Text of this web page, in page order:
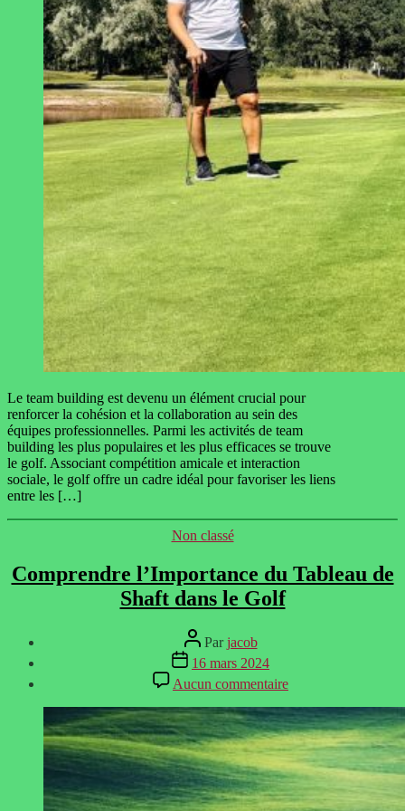
Le team building est devenu un élément crucial pour
renforcer la cohésion et la collaboration au sein des
équipes professionnelles. Parmi les activités de team
building les plus populaires et les plus efficaces se trouve
le golf. Associant compétition amicale et interaction
sociale, le golf offre un cadre idéal pour favoriser les liens
entre les […]
Catégories
Non classé
Comprendre l’Importance du Tableau de
Shaft dans le Golf
Auteur
de
l’article
Parjacob
Date
l’article
16 mars 2024
Aucun commentaire
Comprendre
l’Importance
du
Tableau
de
Shaft
dans